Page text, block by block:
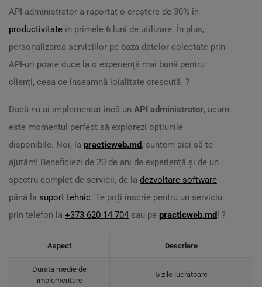
API administrator a raportat o creștere de 30% în
productivitate în primele 6 luni de utilizare. În plus,
personalizarea serviciilor pe baza datelor colectate prin
API-uri poate duce la o experiență mai bună pentru
clienți, ceea ce înseamnă loialitate crescută. ?
Dacă nu ai implementat încă un API administrator, acum
este momentul perfect să explorezi opțiunile
disponibile. Noi, la practicweb.md, suntem aici să te
ajutăm! Beneficiezi de 20 de ani de experiență și de un
spectru complet de servicii, de la dezvoltare software
până la suport tehnic. Te poți înscrie pentru un serviciu
prin telefon la +373 620 14 704 sau pe practicweb.md! ?
Aspect Descriere
Durata medie de
implementare
5 zile lucrătoare